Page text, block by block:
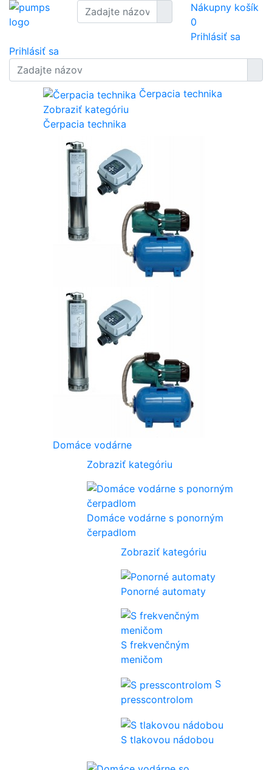
Nákupny košík
0
Prihlásiť sa
Prihlásiť sa
Čerpacia technika
Zobraziť kategóriu
Čerpacia technika
Domáce vodárne
Zobraziť kategóriu
Domáce vodárne s ponorným
čerpadlom
Zobraziť kategóriu
Ponorné automaty
S frekvenčným
meničom
S
presscontrolom
S tlakovou nádobou